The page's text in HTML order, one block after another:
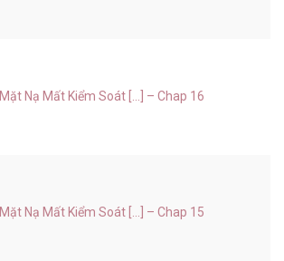
Mặt Nạ Mất Kiểm Soát [...] – Chap 16
Mặt Nạ Mất Kiểm Soát [...] – Chap 15